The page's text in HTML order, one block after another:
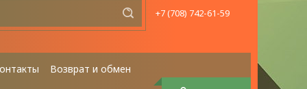
+7 (708) 742-61-59
Возврат и обмен